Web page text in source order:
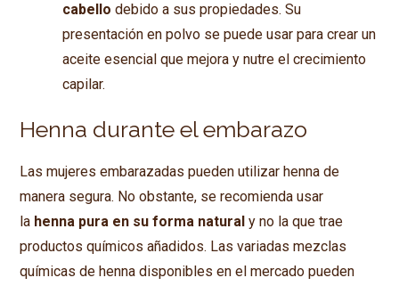
cabello debido a sus propiedades. Su
presentación en polvo se puede usar para crear un
aceite esencial que mejora y nutre el crecimiento
capilar.
Henna durante el embarazo
Las mujeres embarazadas pueden utilizar henna de
manera segura. No obstante, se recomienda usar
la henna pura en su forma natural y no la que trae
productos químicos añadidos. Las variadas mezclas
químicas de henna disponibles en el mercado pueden